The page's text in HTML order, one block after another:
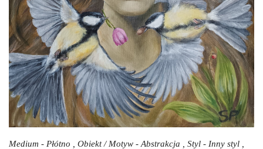
Medium - Płótno , Obiekt / Motyw - Abstrakcja , Styl - Inny styl ,